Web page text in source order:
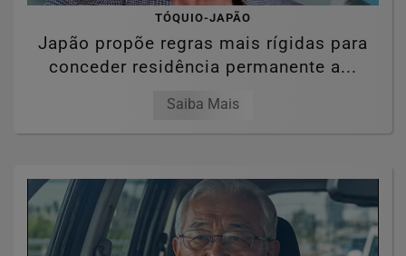
TÓQUIO-JAPÃO
Japão propõe regras mais rígidas para
conceder residência permanente a...
Saiba Mais